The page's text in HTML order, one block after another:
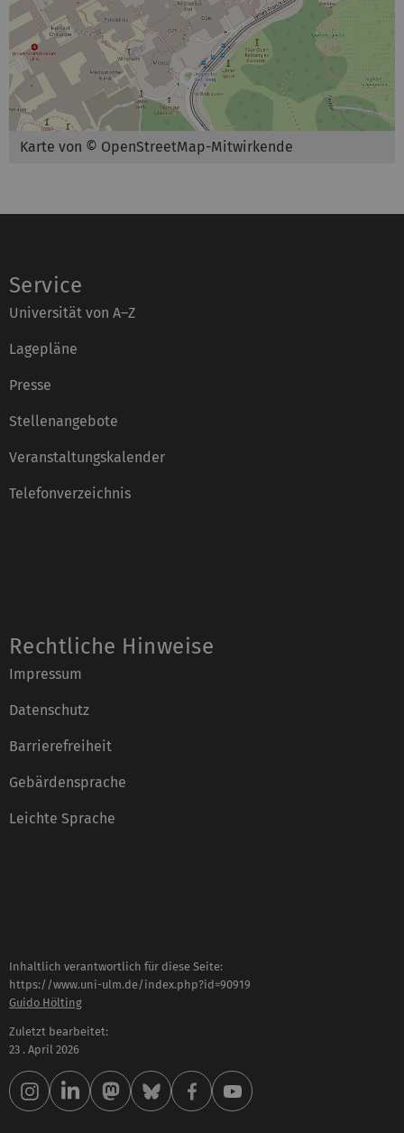
Karte von © OpenStreetMap-Mitwirkende
Service
Universität von A–Z
Lagepläne
Presse
Stellenangebote
Veranstaltungskalender
Telefonverzeichnis
Rechtliche Hinweise
Impressum
Datenschutz
Barrierefreiheit
Gebärdensprache
Leichte Sprache
Inhaltlich verantwortlich für diese Seite:
https://www.uni-ulm.de/index.php?id=90919
Guido Hölting
Zuletzt bearbeitet:
23 . April 2026